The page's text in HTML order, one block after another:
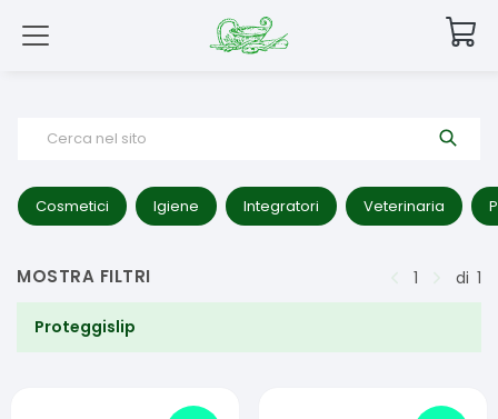
Cerca nel sito
Cosmetici Igiene Integratori Veterinaria
MOSTRA FILTRI 1 di 1
Proteggislip